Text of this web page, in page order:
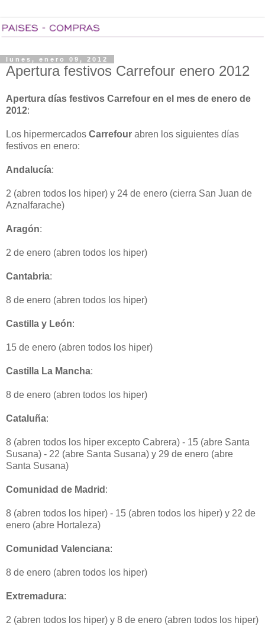
lunes, enero 09, 2012
Apertura festivos Carrefour enero 2012
Apertura días festivos Carrefour en el mes de enero de
2012:
Los hipermercados Carrefour abren los siguientes días
festivos en enero:
Andalucía:
2 (abren todos los hiper) y 24 de enero (cierra San Juan de
Aznalfarache)
Aragón:
2 de enero (abren todos los hiper)
Cantabria:
8 de enero (abren todos los hiper)
Castilla y León:
15 de enero (abren todos los hiper)
Castilla La Mancha:
8 de enero (abren todos los hiper)
Cataluña:
8 (abren todos los hiper excepto Cabrera) - 15 (abre Santa
Susana) - 22 (abre Santa Susana) y 29 de enero (abre
Santa Susana)
Comunidad de Madrid :
8 (abren todos los hiper) - 15 (abren todos los hiper) y 22 de
enero (abre Hortaleza)
Comunidad Valenciana:
8 de enero (abren todos los hiper)
Extremadura:
2 (abren todos los hiper) y 8 de enero (abren todos los hiper)